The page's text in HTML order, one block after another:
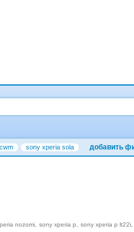
cwm sony xperia sola добавить
nozomi sony xperia p sony xperia p lt22i